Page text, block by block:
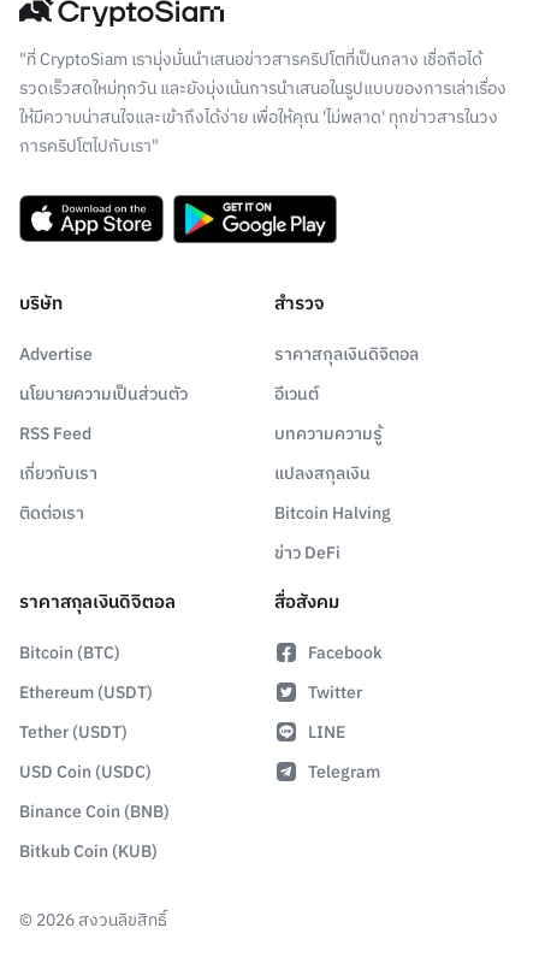
"ที่ CryptoSiam เรามุ่งมั่นนำเสนอข่าวสารคริปโตที่เป็นกลาง เชื่อถือได้
รวดเร็วสดใหม่ทุกวัน และยังมุ่งเน้นการนำเสนอในรูปแบบของการเล่าเรื่อง
ให้มีความน่าสนใจและเข้าถึงได้ง่าย เพื่อให้คุณ 'ไม่พลาด' ทุกข่าวสารในวง
การคริปโตไปกับเรา"
บริษัท
Advertise
นโยบายความเป็นส่วนตัว
RSS Feed
เกี่ยวกับเรา
ติดต่อเรา
สำรวจ
ราคาสกุลเงินดิจิตอล
อีเวนต์
บทความความรู้
แปลงสกุลเงิน
Bitcoin Halving
ข่าว DeFi
ราคาสกุลเงินดิจิตอล
Bitcoin (BTC)
Ethereum (USDT)
Tether (USDT)
USD Coin (USDC)
Binance Coin (BNB)
Bitkub Coin (KUB)
สื่อสังคม
Facebook
Twitter
LINE
Telegram
© 2026สงวนลิขสิทธิ์